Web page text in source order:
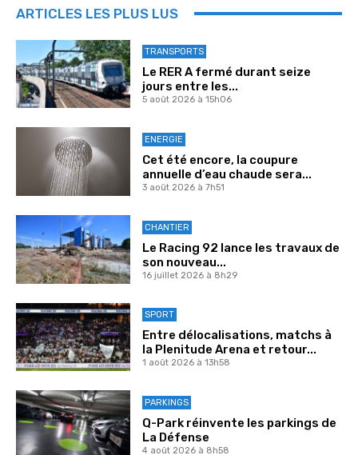
ARTICLES LES PLUS LUS
TRANSPORTS
Le RER A fermé durant seize
jours entre les...
5 août 2026 à 15h06
ENERGIE
Cet été encore, la coupure
annuelle d’eau chaude sera...
3 août 2026 à 7h51
CHANTIER
Le Racing 92 lance les travaux de
son nouveau...
16 juillet 2026 à 8h29
SPORT
Entre délocalisations, matchs à
la Plenitude Arena et retour...
1 août 2026 à 13h58
PARKINGS
Q-Park réinvente les parkings de
La Défense
4 août 2026 à 8h58